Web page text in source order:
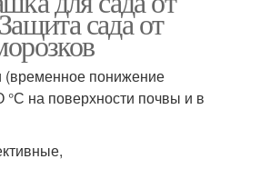
сада от
(временное понижение
на поверхности почвы и в